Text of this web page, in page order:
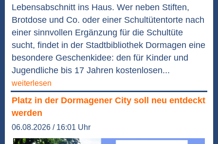
Lebensabschnitt ins Haus. Wer neben Stiften,
Brotdose und Co. oder einer Schultütentorte nach
einer sinnvollen Ergänzung für die Schultüte
sucht, findet in der Stadtbibliothek Dormagen eine
besondere Geschenkidee: den für Kinder und
Jugendliche bis 17 Jahren kostenlosen...
weiterlesen
Platz in der Dormagener City soll neu entdeckt
werden
06.08.2026 / 16:01 Uhr